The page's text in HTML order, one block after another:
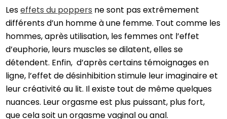
Leseffets du poppers ne sont pas extrêmement
différents d’un homme à une femme. Tout comme les
hommes, après utilisation, les femmes ont l’effet
d’euphorie, leurs muscles se dilatent, elles se
détendent. Enfin, d’après certains témoignages en
ligne, l’effet de désinhibition stimule leur imaginaire et
leur créativité au lit. Il existe tout de même quelques
nuances. Leur orgasme est plus puissant, plus fort,
que cela soit un orgasme vaginal ou anal.